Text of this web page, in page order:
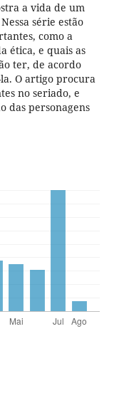
a vida de um
série estão
como a
ética, e quais as
ter, de acordo
O artigo procura
no seriado, e
das personagens